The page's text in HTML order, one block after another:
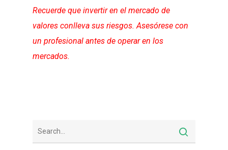
Recuerde que invertir en el mercado de
valores conlleva sus riesgos. Asesórese con
un profesional antes de operar en los
mercados.